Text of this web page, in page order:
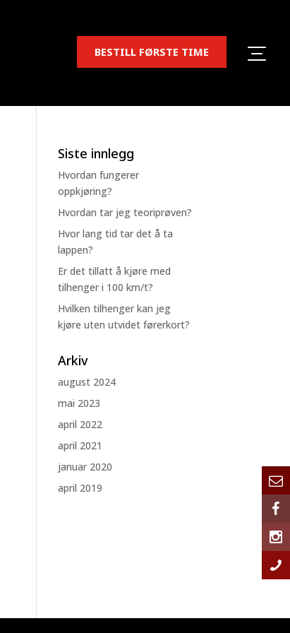
BESTILL FØRSTE TIME
Siste innlegg
Hvordan fungerer
oppkjøring?
Hvordan tar jeg teoriprøven?
Hvor lang tid tar det å ta
lappen?
Er det tillatt å kjøre med
tilhenger i 100 km/t?
Hvilken tilhenger kan jeg
kjøre uten utvidet førerkort?
Arkiv
august 2024
mai 2023
april 2022
april 2021
januar 2020
april 2019